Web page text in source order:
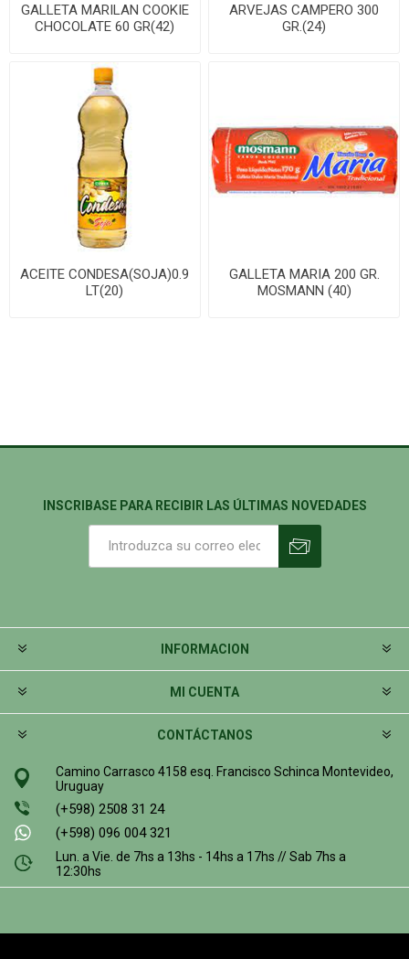
GALLETA MARILAN COOKIE
CHOCOLATE 60 GR(42)
ARVEJAS CAMPERO 300
GR.(24)
ACEITE CONDESA(SOJA)0.9
LT(20)
GALLETA MARIA 200 GR.
MOSMANN (40)
INSCRIBASE PARA RECIBIR LAS ÚLTIMAS NOVEDADES
INFORMACION
MI CUENTA
CONTÁCTANOS
Camino Carrasco 4158 esq. Francisco Schinca Montevideo,
Uruguay
(+598) 2508 31 24
(+598) 096 004 321
Lun. a Vie. de 7hs a 13hs - 14hs a 17hs // Sab 7hs a
12:30hs